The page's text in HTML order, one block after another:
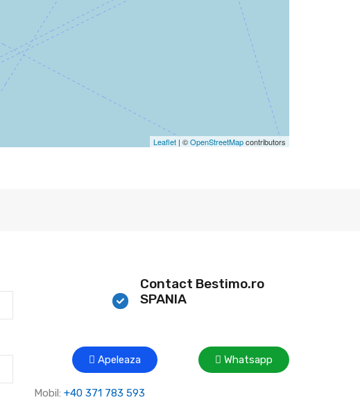
Leaflet | ©OpenStreetMapcontributors
Contact Bestimo.ro
SPANIA
Apeleaza Whatsapp
Mobil:+40 371 783 593